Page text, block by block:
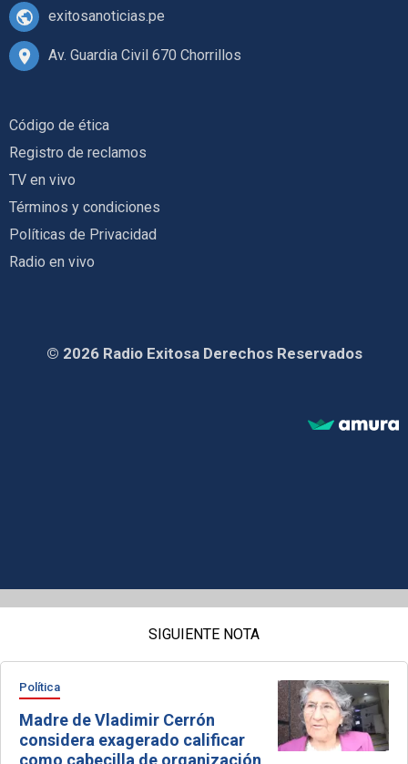
exitosanoticias.pe
Av. Guardia Civil 670 Chorrillos
Código de ética
Registro de reclamos
TV en vivo
Términos y condiciones
Políticas de Privacidad
Radio en vivo
© 2026 Radio Exitosa Derechos Reservados
SIGUIENTE NOTA
Política
Madre de Vladimir Cerrón
considera exagerado calificar
como cabecilla de organización